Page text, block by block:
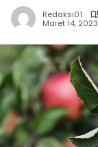
Redaksi01
Maret 14, 2023